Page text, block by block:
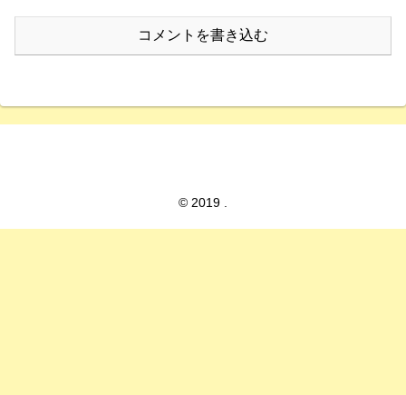
コメントを書き込む
© 2019 .